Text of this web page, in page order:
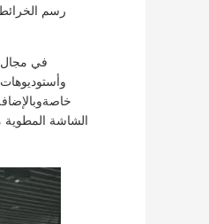
رسم
في مجال
الشاشة المطوية